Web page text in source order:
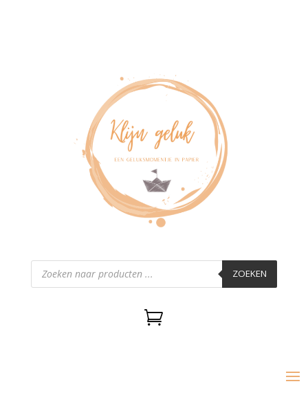
Producten
zoeken ZOEKEN
